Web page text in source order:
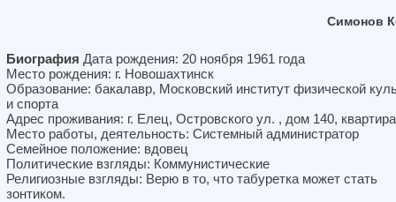
Симонов
Биография Дата рождения: 20 ноября 1961 года
Место рождения: г. Новошахтинск
Образование: бакалавр, Московский институт физической
и спорта
Адрес проживания: г. Елец, Островского ул. , дом 140,
Место работы, деятельность: Системный администратор
Семейное положение: вдовец
Политические взгляды: Коммунистические
Религиозные взгляды: Верю в то, что табуретка может стать
зонтиком.